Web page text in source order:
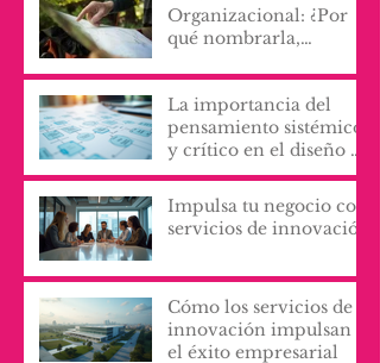
Organizacional: ¿Por
qué nombrarla,
cambia todo?
La importancia del
pensamiento sistémico
y crítico en el diseño de
procesos y servicios
organizacionales
Impulsa tu negocio con
servicios de innovación
Cómo los servicios de
innovación impulsan
el éxito empresarial